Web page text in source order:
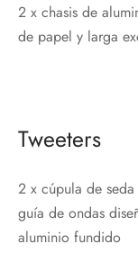
2 x chasis de
de papel y larga
Tweeters
2 x cúpula de
guía de ondas
aluminio fundido